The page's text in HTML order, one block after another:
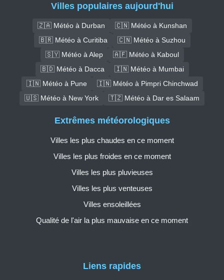
Villes populaires aujourd'hui
🇿🇦 Météo à Durban
🇨🇳 Météo à Kunshan
🇧🇷 Météo à Curitiba
🇨🇳 Météo à Suzhou
🇸🇾 Météo à Alep
🇦🇫 Météo à Kaboul
🇧🇩 Météo à Dacca
🇮🇳 Météo à Mumbai
🇮🇳 Météo à Pune
🇮🇳 Météo à Pimpri Chinchwad
🇺🇸 Météo à New York
🇹🇿 Météo à Dar es Salaam
Liens rapides
Extrêmes météorologiques
Villes les plus chaudes en ce moment
Villes les plus froides en ce moment
Villes les plus pluvieuses
Villes les plus venteuses
Villes ensoleillées
Qualité de l'air la plus mauvaise en ce moment